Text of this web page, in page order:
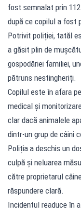
fost semnalat prin
după ce copilul a fost
Potrivit poliției, tatăl
a găsit plin de
gospodăriei familiei,
pătruns nestingheriți.
Copilul este în afara
medical și
clar dacă animalele
dintr-un grup de câini
Poliția a deschis un
culpă și neluarea
către proprietarul
răspundere clară.
Incidentul readuce în